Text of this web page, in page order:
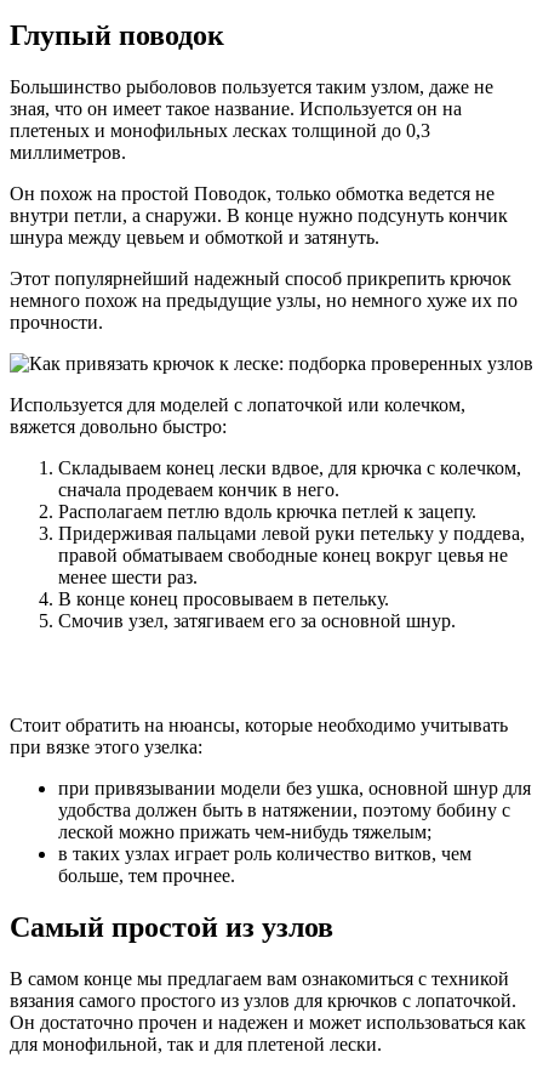
Глупый поводок
Большинство рыболовов пользуется таким узлом, даже не
зная, что он имеет такое название. Используется он на
плетеных и монофильных лесках толщиной до 0,3
миллиметров.
Он похож на простой Поводок, только обмотка ведется не
внутри петли, а снаружи. В конце нужно подсунуть кончик
шнура между цевьем и обмоткой и затянуть.
Этот популярнейший надежный способ прикрепить крючок
немного похож на предыдущие узлы, но немного хуже их по
прочности.
Используется для моделей с лопаточкой или колечком,
вяжется довольно быстро:
Складываем конец лески вдвое, для крючка с колечком,
сначала продеваем кончик в него.
Располагаем петлю вдоль крючка петлей к зацепу.
Придерживая пальцами левой руки петельку у поддева,
правой обматываем свободные конец вокруг цевья не
менее шести раз.
В конце конец просовываем в петельку.
Смочив узел, затягиваем его за основной шнур.
Стоит обратить на нюансы, которые необходимо учитывать
при вязке этого узелка:
при привязывании модели без ушка, основной шнур для
удобства должен быть в натяжении, поэтому бобину с
леской можно прижать чем-нибудь тяжелым;
в таких узлах играет роль количество витков, чем
больше, тем прочнее.
Самый простой из узлов
В самом конце мы предлагаем вам ознакомиться с техникой
вязания самого простого из узлов для крючков с лопаточкой.
Он достаточно прочен и надежен и может использоваться как
для монофильной, так и для плетеной лески.